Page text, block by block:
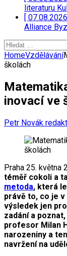
literaturu
[
Alliance
Vyhledávání
HomeVzdělávání
školách
inovací ve
Petr Novák
Praha 25. května
téměř cokoli a
metoda, která
právě to, co je
výsledek jen
zadání a
profesor Milan
narozeniny a
navržení na